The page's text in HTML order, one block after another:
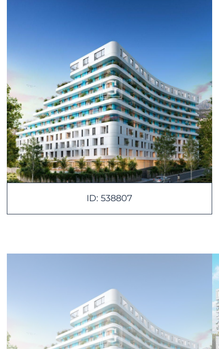
ID: 538807